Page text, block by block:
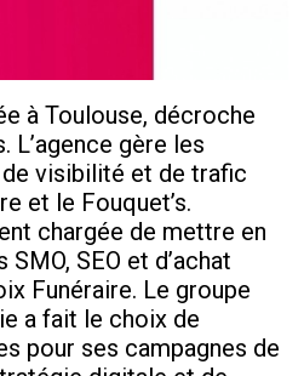
à Toulouse, décroche
L’agence gère les
visibilité et de trafic
et le Fouquet’s.
chargée de mettre en
SEO et d’achat
Funéraire. Le groupe
a fait le choix de
pour ses campagnes de